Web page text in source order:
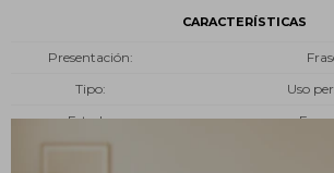
CARACTERÍSTICAS
Presentación
Tipo
Uso
Estado
En